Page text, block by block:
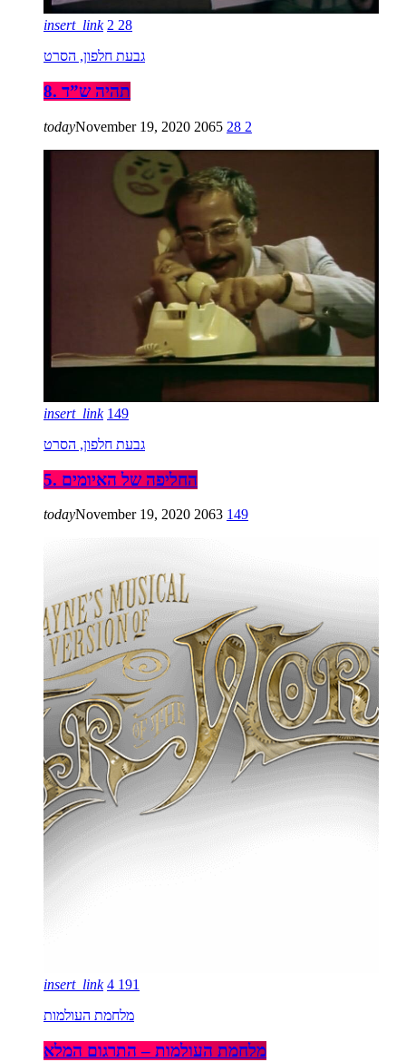
insert_link 2 28
גבעת חלפון, הסרט
8. תהיה ש”ד
todayNovember 19, 2020 2065 28 2
insert_link 149
גבעת חלפון, הסרט
5. החליפה של האיומים
todayNovember 19, 2020 2063 149
insert_link 4 191
מלחמת העולמות
מלחמת העולמות – התרגום המלא